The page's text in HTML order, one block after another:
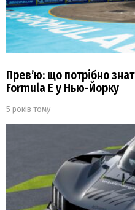
Прев’ю: що потрібно
Formula E у Нью-Йорку
5 років тому